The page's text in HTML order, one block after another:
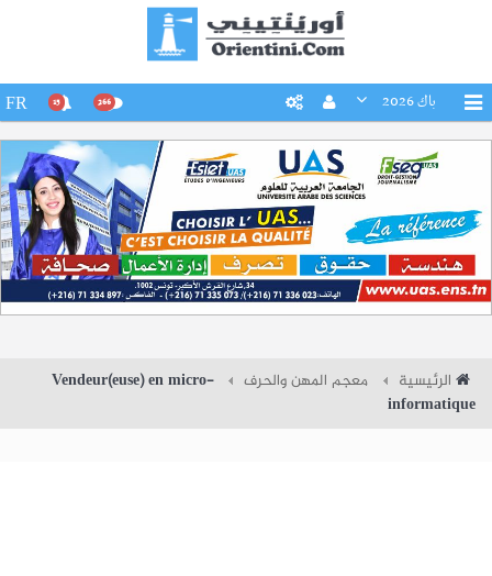
باك 2026 266
15
FR
الرئيسية معجم المهن والحرف
Vendeur(euse) en micro-
informatique